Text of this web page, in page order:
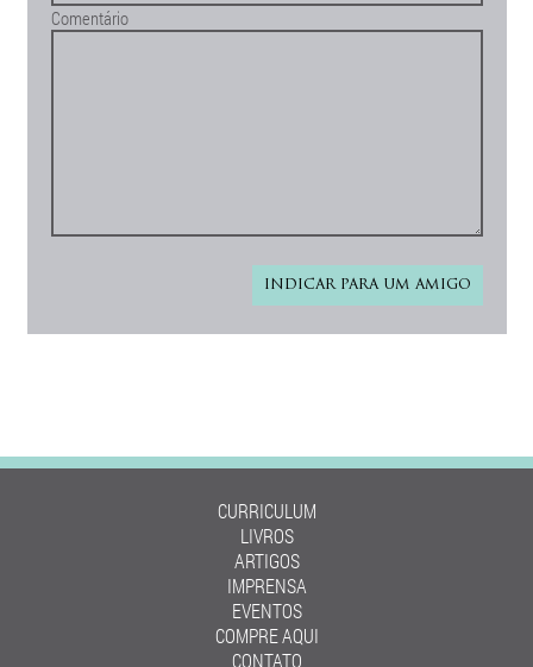
Comentário
CURRICULUM
LIVROS
ARTIGOS
IMPRENSA
EVENTOS
COMPRE AQUI
CONTATO